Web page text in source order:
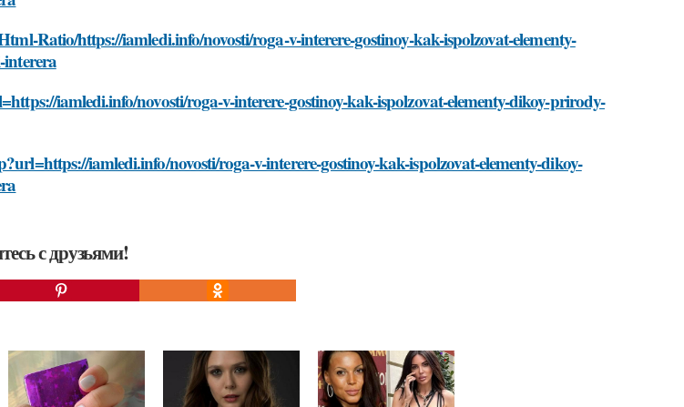
Ratio/https://iamledi.info/novosti/roga-v-interere-gostinoy-kak-ispolzovat-elementy-
iamledi.info/novosti/roga-v-interere-gostinoy-kak-ispolzovat-elementy-dikoy-prirody-
iamledi.info/novosti/roga-v-interere-gostinoy-kak-ispolzovat-elementy-dikoy-
с друзьями!